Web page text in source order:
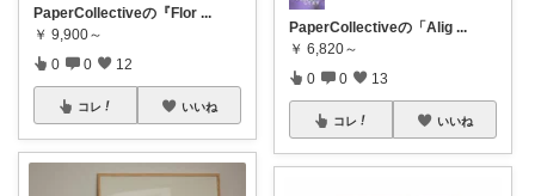
PaperCollectiveの『Flor ...
￥ 9,900～
0 0 12
コレ いいね
PaperCollectiveの「Alig ...
￥ 6,820～
0 0 13
コレ いいね